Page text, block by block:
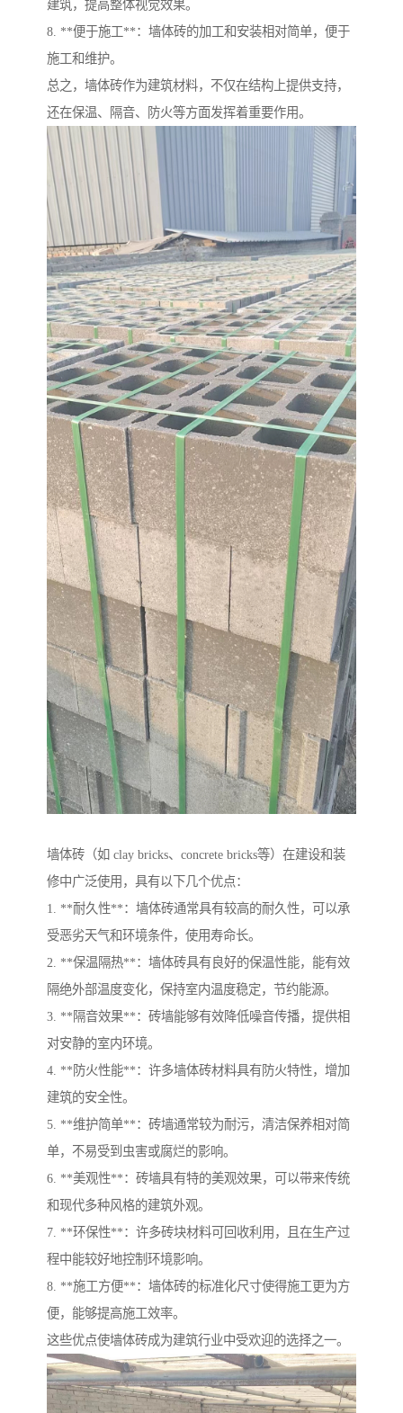
建筑，提高整体视觉效果。
8. **便于施工**：墙体砖的加工和安装相对简单，便于
施工和维护。
总之，墙体砖作为建筑材料，不仅在结构上提供支持，
还在保温、隔音、防火等方面发挥着重要作用。
墙体砖（如 clay bricks、concrete bricks等）在建设和装
修中广泛使用，具有以下几个优点：
1. **耐久性**：墙体砖通常具有较高的耐久性，可以承
受恶劣天气和环境条件，使用寿命长。
2. **保温隔热**：墙体砖具有良好的保温性能，能有效
隔绝外部温度变化，保持室内温度稳定，节约能源。
3. **隔音效果**：砖墙能够有效降低噪音传播，提供相
对安静的室内环境。
4. **防火性能**：许多墙体砖材料具有防火特性，增加
建筑的安全性。
5. **维护简单**：砖墙通常较为耐污，清洁保养相对简
单，不易受到虫害或腐烂的影响。
6. **美观性**：砖墙具有特的美观效果，可以带来传统
和现代多种风格的建筑外观。
7. **环保性**：许多砖块材料可回收利用，且在生产过
程中能较好地控制环境影响。
8. **施工方便**：墙体砖的标准化尺寸使得施工更为方
便，能够提高施工效率。
这些优点使墙体砖成为建筑行业中受欢迎的选择之一。